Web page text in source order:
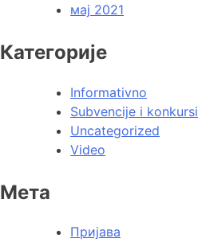
мај 2021
Категорије
Informativno
Subvencije i konkursi
Uncategorized
Video
Мета
Пријава